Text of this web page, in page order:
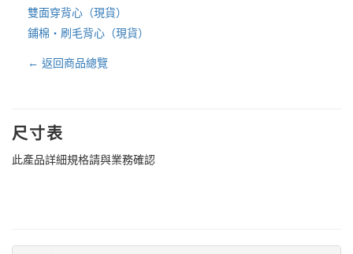
雙面穿背心（現貨）
鋪棉・刷毛背心（現貨）
← 返回商品總覽
尺寸表
此產品詳細規格請與業務確認